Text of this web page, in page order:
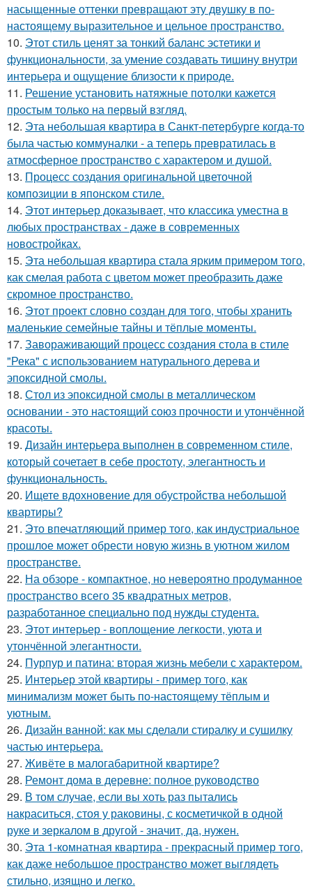
насыщенные оттенки превращают эту двушку в по-
настоящему выразительное и цельное пространство.
10. Этот стиль ценят за тонкий баланс эстетики и
функциональности, за умение создавать тишину внутри
интерьера и ощущение близости к природе.
11. Решение установить натяжные потолки кажется
простым только на первый взгляд.
12. Эта небольшая квартира в Санкт-петербурге когда-то
была частью коммуналки - а теперь превратилась в
атмосферное пространство с характером и душой.
13. Процесс создания оригинальной цветочной
композиции в японском стиле.
14. Этот интерьер доказывает, что классика уместна в
любых пространствах - даже в современных
новостройках.
15. Эта небольшая квартира стала ярким примером того,
как смелая работа с цветом может преобразить даже
скромное пространство.
16. Этот проект словно создан для того, чтобы хранить
маленькие семейные тайны и тёплые моменты.
17. Завораживающий процесс создания стола в стиле
"Река" с использованием натурального дерева и
эпоксидной смолы.
18. Стол из эпоксидной смолы в металлическом
основании - это настоящий союз прочности и утончённой
красоты.
19. Дизайн интерьера выполнен в современном стиле,
который сочетает в себе простоту, элегантность и
функциональность.
20. Ищете вдохновение для обустройства небольшой
квартиры?
21. Это впечатляющий пример того, как индустриальное
прошлое может обрести новую жизнь в уютном жилом
пространстве.
22. На обзоре - компактное, но невероятно продуманное
пространство всего 35 квадратных метров,
разработанное специально под нужды студента.
23. Этот интерьер - воплощение легкости, уюта и
утончённой элегантности.
24. Пурпур и патина: вторая жизнь мебели с характером.
25. Интерьер этой квартиры - пример того, как
минимализм может быть по-настоящему тёплым и
уютным.
26. Дизайн ванной: как мы сделали стиралку и сушилку
частью интерьера.
27. Живёте в малогабаритной квартире?
28. Ремонт дома в деревне: полное руководство
29. В том случае, если вы хоть раз пытались
накраситься, стоя у раковины, с косметичкой в одной
руке и зеркалом в другой - значит, да, нужен.
30. Эта 1-комнатная квартира - прекрасный пример того,
как даже небольшое пространство может выглядеть
стильно, изящно и легко.